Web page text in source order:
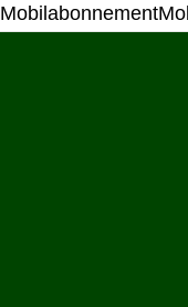
Mobilabonnement